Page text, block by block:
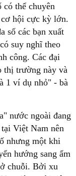
thể chuyên
cơ hội cực kỳ lớn.
số các bạn xuất
suy nghĩ theo
công. Các đại
thị trường này và
1 ví dụ nhỏ" - bà
nước ngoài đang
Việt Nam nên
nhưng một khi
hướng sang ẩm
chuỗi. Bởi xu